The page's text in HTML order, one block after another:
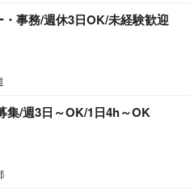
事務/週休3日OK/未経験歓迎
集/週3日～OK/1日4h～OK